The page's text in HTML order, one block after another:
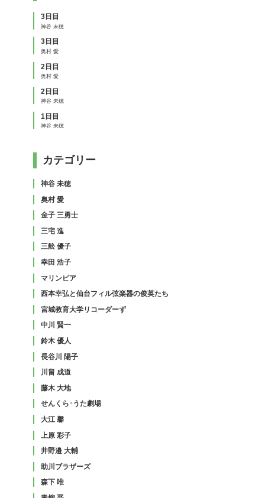
3日目
神谷 未穂
3日目
奥村 愛
2日目
奥村 愛
2日目
神谷 未穂
1日目
神谷 未穂
カテゴリー
神谷 未穂
奥村 愛
金子 三勇士
三宅 進
三舩 優子
幸田 浩子
マリンピア
西本幸弘と仙台フィル弦楽器の俊英たち
宮城教育大学リコーダーず
中川 賢一
鈴木 優人
長谷川 陽子
川畠 成道
藤木 大地
せんくら･うた劇場
大江 馨
上原 彩子
井野邉 大輔
助川ブラザーズ
森下 唯